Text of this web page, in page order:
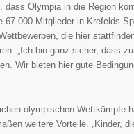
dass Olympia in die Region
Mitglieder in Krefelds
die hier
„Ich bin ganz sicher, dass
Wir bieten hier gute
olympischen Wettkämpfe
weitere Vorteile. „Kinder,